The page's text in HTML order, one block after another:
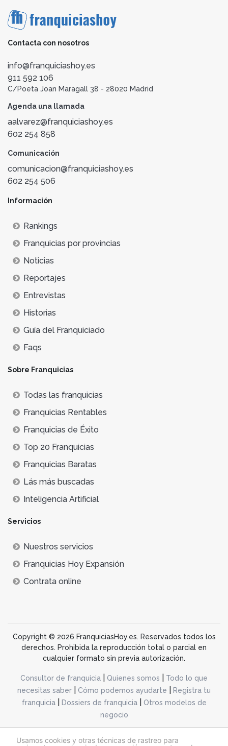
Usamos cookies y otras técnicas de rastreo para
Contacta con nosotros
info@franquiciashoy.es
911 592 106
C/Poeta Joan Maragall 38 - 28020 Madrid
Agenda una llamada
aalvarez@franquiciashoy.es
602 254 858
Comunicación
comunicacion@franquiciashoy.es
602 254 506
Información
Rankings
Franquicias por provincias
Noticias
Reportajes
Entrevistas
Historias
Guía del Franquiciado
Faqs
Sobre Franquicias
Todas las franquicias
Franquicias Rentables
Franquicias de Éxito
Top 20 Franquicias
Franquicias Baratas
Lás más buscadas
Inteligencia Artificial
Servicios
Nuestros servicios
Franquicias Hoy Expansión
Contrata online
Copyright © 2026 FranquiciasHoy.es. Reservados todos los
derechos. Prohibida la reproducción total o parcial en
cualquier formato sin previa autorización.
Consultor de franquicia Quienes somos
Todo lo que
necesitas saber
Cómo podemos ayudarte
Registra tu
franquicia| Dossiers de franquicia|
Otros modelos de
negocio